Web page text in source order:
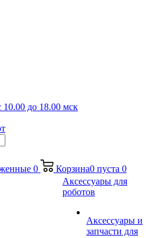
10.00 до 18.00 мск
0 Корзина0 пуста 0
Аксессуары для
роботов
Аксессуары и
запчасти для